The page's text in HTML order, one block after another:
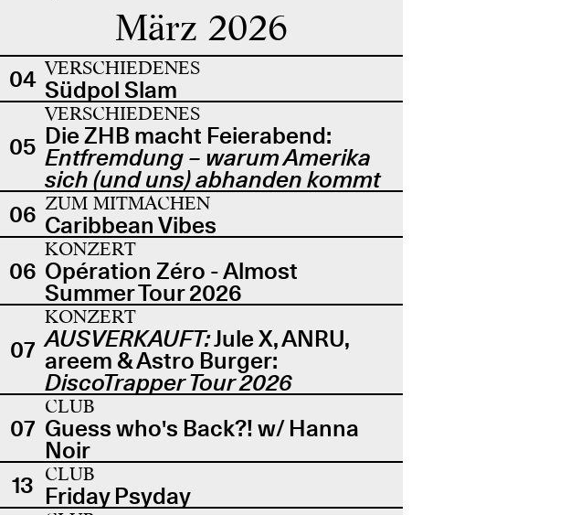
März 2026
04 VERSCHIEDENES
Südpol Slam
05
VERSCHIEDENES
Die ZHB macht Feierabend:
Entfremdung – warum Amerika
sich (und uns) abhanden kommt
06 ZUM MITMACHEN
Caribbean Vibes
06
KONZERT
Opération Zéro - Almost
Summer Tour 2026
07
KONZERT
AUSVERKAUFT:Jule X, ANRU,
areem & Astro Burger:
DiscoTrapper Tour 2026
07
CLUB
Guess who's Back?! w/ Hanna
Noir
13 CLUB
Friday Psyday